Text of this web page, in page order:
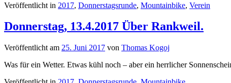
Veröffentlicht in 2017, Donnerstagsrunde, Mountainbike, Verein
Donnerstag, 13.4.2017 Über Rankweil.
Veröffentlicht am 25. Juni 2017 von Thomas Kogoj
Was für ein Wetter. Etwas kühl noch – aber ein herrlicher